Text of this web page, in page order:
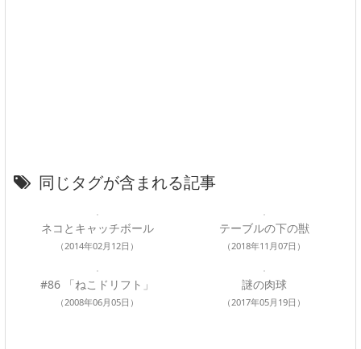
同じタグが含まれる記事
ネコとキャッチボール
（2014年02月12日）
テーブルの下の獣
（2018年11月07日）
#86 「ねこドリフト」
（2008年06月05日）
謎の肉球
（2017年05月19日）